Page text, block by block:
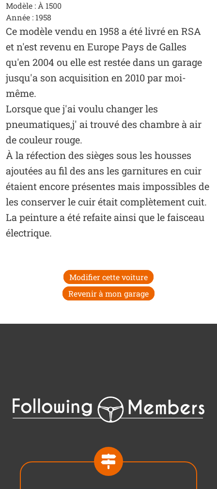
Modèle : À 1500
Année : 1958
Ce modèle vendu en 1958 a été livré en RSA
et n'est revenu en Europe Pays de Galles
qu'en 2004 ou elle est restée dans un garage
jusqu'a son acquisition en 2010 par moi-
même.
Lorsque que j'ai voulu changer les
pneumatiques,j' ai trouvé des chambre à air
de couleur rouge.
À la réfection des sièges sous les housses
ajoutées au fil des ans les garnitures en cuir
étaient encore présentes mais impossibles de
les conserver le cuir était complètement cuit.
La peinture a été refaite ainsi que le faisceau
électrique.
Modifier cette voiture
Revenir à mon garage